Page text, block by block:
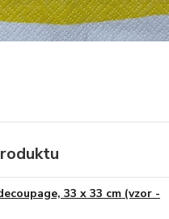
33 x 33 cm (vzor -